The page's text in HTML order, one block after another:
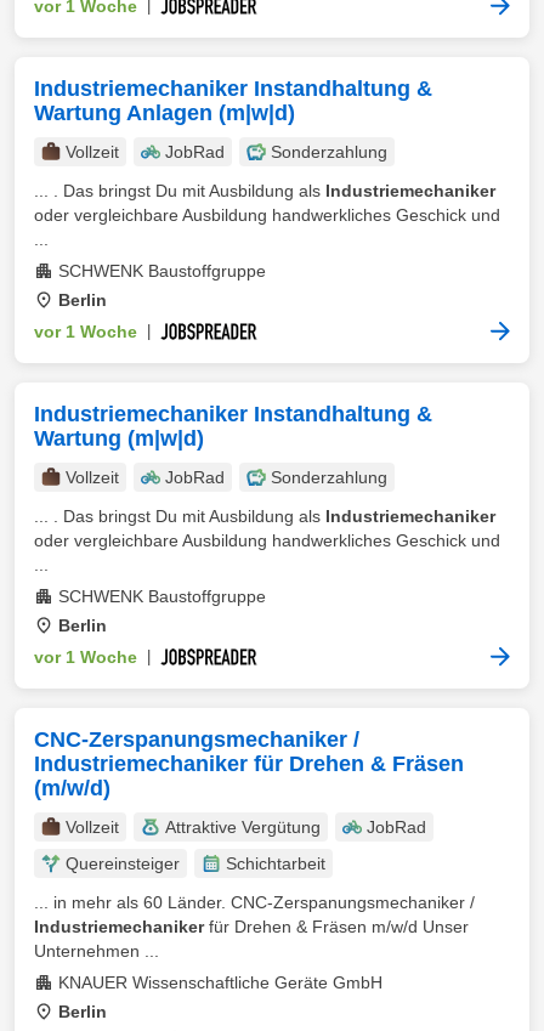
vor 1 Woche
Industriemechaniker Instandhaltung &
Wartung Anlagen (m|w|d)
Vollzeit JobRad
Sonderzahlung
... . Das bringst Du mit Ausbildung als Industriemechaniker
oder vergleichbare Ausbildung handwerkliches Geschick und
SCHWENK Baustoffgruppe
Berlin
vor 1 Woche
Industriemechaniker Instandhaltung &
Wartung (m|w|d)
Vollzeit JobRad
Sonderzahlung
... . Das bringst Du mit Ausbildung als Industriemechaniker
oder vergleichbare Ausbildung handwerkliches Geschick und
SCHWENK Baustoffgruppe
Berlin
vor 1 Woche
CNC-Zerspanungsmechaniker /
Industriemechaniker für Drehen & Fräsen
(m/w/d)
Vollzeit Attraktive Vergütung
JobRad
Quereinsteiger
Schichtarbeit
... in mehr als 60 Länder. CNC-Zerspanungsmechaniker /
Industriemechanikerfür Drehen & Fräsen m/w/d Unser
Unternehmen ...
KNAUER Wissenschaftliche Geräte GmbH
Berlin